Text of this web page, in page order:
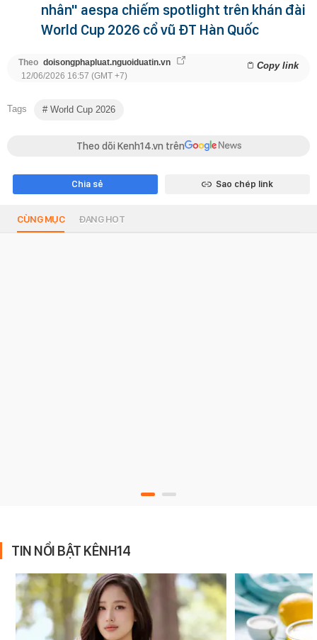
nhân" aespa chiếm spotlight trên khán đài
World Cup 2026 cổ vũ ĐT Hàn Quốc
Theo doisongphapluat.nguoiduatin.vn Copy link
12/06/2026 16:57 (GMT +7)
Tags World Cup 2026
Theo dõi Kenh14.vn trên
Chia sẻ Sao chép link
CÙNG MỤC ĐANG HOT
TIN NỔI BẬT KÊNH14